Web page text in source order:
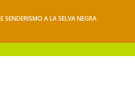
SENDERISMO A LA SELVA NEGRA